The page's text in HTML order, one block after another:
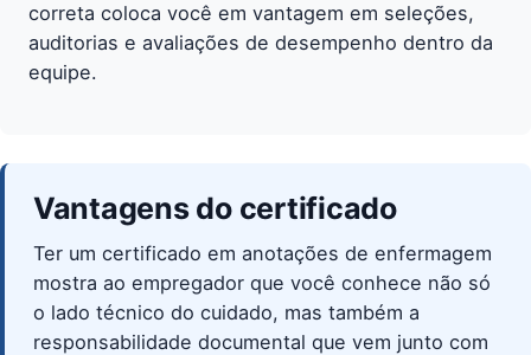
correta coloca você em vantagem em seleções,
auditorias e avaliações de desempenho dentro da
equipe.
Vantagens do certificado
Ter um certificado em anotações de enfermagem
mostra ao empregador que você conhece não só
o lado técnico do cuidado, mas também a
responsabilidade documental que vem junto com